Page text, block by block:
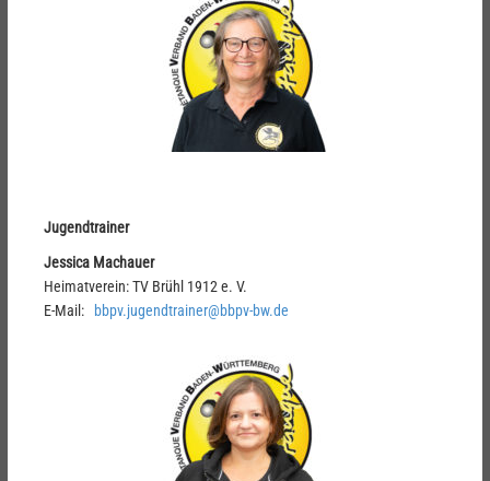
Jugendtrainer
Jessica Machauer
Heimatverein: TV Brühl 1912 e. V.
E-Mail:
bbpv.jugendtrainer@bbpv-bw.de